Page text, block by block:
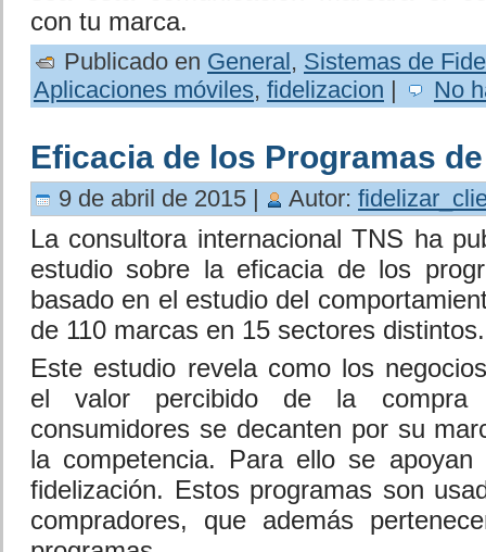
con tu marca.
Publicado en General, Sistemas de
Aplicaciones móviles, fidelizacion | No
Eficacia de los Programas
9 de abril de 2015 | Autor:
La consultora internacional TNS ha
estudio sobre la eficacia de los
basado en el estudio del
de 110 marcas en 15 sectores distintos.
Este estudio revela como los
el valor percibido de la compra
consumidores se decanten por su
la competencia. Para ello se
fidelización. Estos programas son
compradores, que además